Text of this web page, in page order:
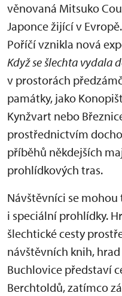
věnovaná Mitsuko
Japonce žijící v
Poříčí vznikla nová
Když se šlechta vydala
v prostorách
památky, jako
Kynžvart nebo
prostřednictvím
příběhů někdejších
prohlídkových tras.
Návštěvníci se
i speciální prohlídky.
šlechtické cesty
návštěvních knih,
Buchlovice představí
Berchtoldů, zatímco